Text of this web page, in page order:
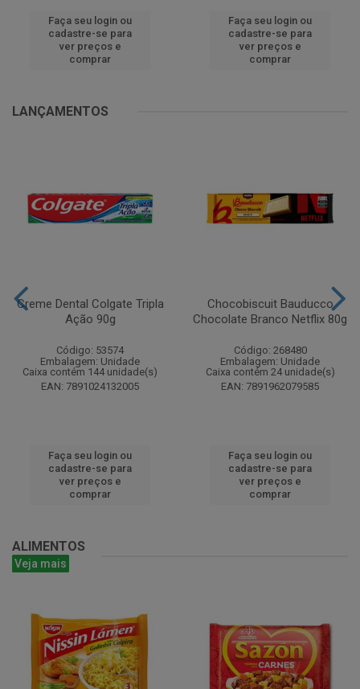
Faça seu login ou
cadastre-se para
ver preços e
comprar
Faça seu login ou
cadastre-se para
ver preços e
comprar
LANÇAMENTOS
Creme Dental Colgate Tripla
Ação 90g
Código: 53574
Embalagem: Unidade
Caixa contém 144 unidade(s)
EAN: 7891024132005
Faça seu login ou
cadastre-se para
ver preços e
comprar
Chocobiscuit Bauducco
Chocolate Branco Netflix 80g
Código: 268480
Embalagem: Unidade
Caixa contém 24 unidade(s)
EAN: 7891962079585
Faça seu login ou
cadastre-se para
ver preços e
comprar
ALIMENTOS
Veja mais